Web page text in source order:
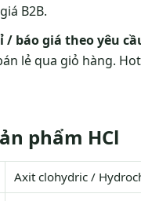
B2B.
/ báo giá theo yêu
lẻ qua giỏ hàng.
phẩm HCl
Axit clohydric /